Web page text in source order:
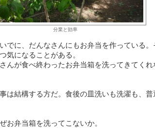
分業と効率
でに、だんなさんにもお弁当を作っている
気になることがある。
んが食べ終わったお弁当箱を洗ってきてくれ
は結構する方だ。食後の皿洗いも洗濯も、普
お弁当箱を洗ってこないか。